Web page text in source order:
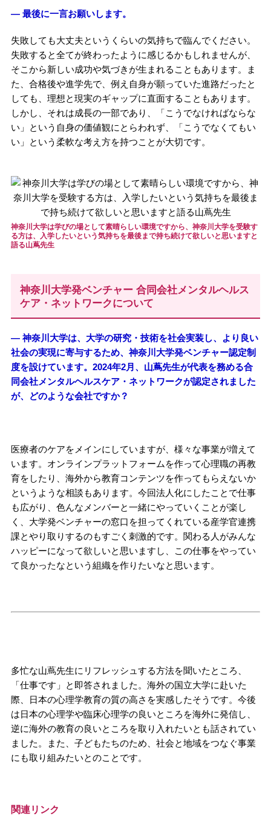
― 最後に一言お願いします。
神奈川大学は学びの場として素晴らしい環境ですから、神奈川大学を受験す
る方は、入学したいという気持ちを最後まで持ち続けて欲しいと思いますと
語る山蔦先生
失敗しても大丈夫というくらいの気持ちで臨んでください。
失敗すると全てが終わったように感じるかもしれませんが、
そこから新しい成功や気づきが生まれることもあります。ま
た、合格後や進学先で、例え自身が願っていた進路だったと
しても、理想と現実のギャップに直面することもあります。
しかし、それは成長の一部であり、「こうでなければならな
い」という自身の価値観にとらわれず、「こうでなくてもい
い」という柔軟な考え方を持つことが大切です。
神奈川大学発ベンチャー 合同会社メンタルヘルス
ケア・ネットワークについて
― 神奈川大学は、大学の研究・技術を社会実装し、より良い
社会の実現に寄与するため、神奈川大学発ベンチャー認定制
度を設けています。2024年2月、山蔦先生が代表を務める合
同会社メンタルヘルスケア・ネットワークが認定されました
が、どのような会社ですか？
医療者のケアをメインにしていますが、様々な事業が増えて
います。オンラインプラットフォームを作って心理職の再教
育をしたり、海外から教育コンテンツを作ってもらえないか
というような相談もあります。今回法人化にしたことで仕事
も広がり、色んなメンバーと一緒にやっていくことが楽し
く、大学発ベンチャーの窓口を担ってくれている産学官連携
課とやり取りするのもすごく刺激的です。関わる人がみんな
ハッピーになって欲しいと思いますし、この仕事をやってい
て良かったなという組織を作りたいなと思います。
多忙な山蔦先生にリフレッシュする方法を聞いたところ、
「仕事です」と即答されました。海外の国立大学に赴いた
際、日本の心理学教育の質の高さを実感したそうです。今後
は日本の心理学や臨床心理学の良いところを海外に発信し、
逆に海外の教育の良いところを取り入れたいとも話されてい
ました。また、子どもたちのため、社会と地域をつなぐ事業
にも取り組みたいとのことです。
関連リンク